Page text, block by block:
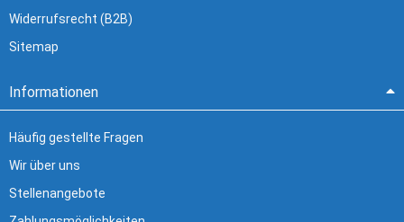
Widerrufsrecht (B2B)
Sitemap
Informationen
Häufig gestellte Fragen
Wir über uns
Stellenangebote